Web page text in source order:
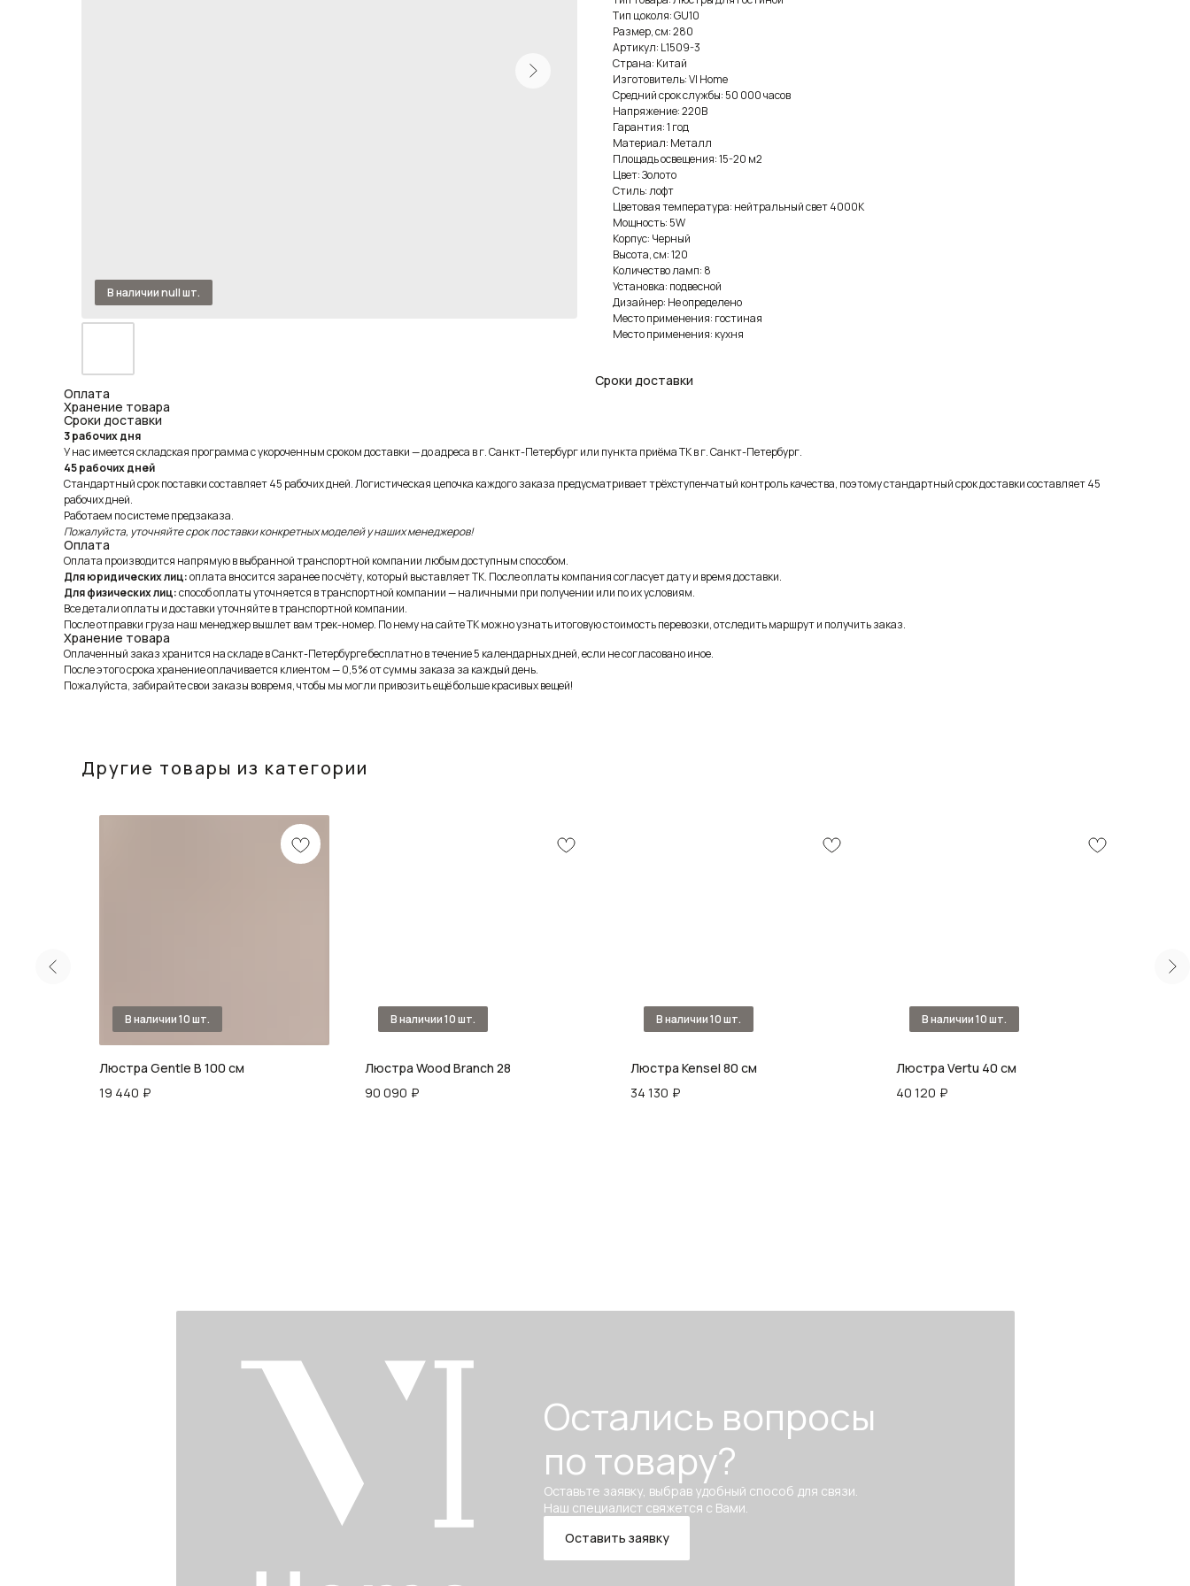
Тип цоколя: GU10
Размер, см: 280
Артикул: L1509-3
Страна: Китай
Изготовитель: VI Home
Средний срок службы: 50 000 часов
Напряжение: 220В
Гарантия: 1 год
Материал: Металл
Площадь освещения: 15-20 м2
Цвет: Золото
Стиль: лофт
Цветовая температура: нейтральный свет 4000К
Мощность: 5W
Корпус: Черный
Высота, см: 120
Количество ламп: 8
Установка: подвесной
Дизайнер: Не определено
Место применения: гостиная
Место применения: кухня
Сроки доставки
Оплата
Хранение товара
Сроки доставки
3 рабочих дня
У нас имеется складская программа с укороченным сроком доставки — до адреса в г. Санкт-Петербург или пункта приёма ТК в г. Санкт-Петербург.
45 рабочих дней
Стандартный срок поставки составляет 45 рабочих дней. Логистическая цепочка каждого заказа предусматривает трёхступенчатый контроль качества, поэтому стандартный срок доставки составляет 45
рабочих дней.
Работаем по системе предзаказа.
Пожалуйста, уточняйте срок поставки конкретных моделей у наших менеджеров!
Оплата
Оплата производится напрямую в выбранной транспортной компании любым доступным способом.
Для юридических лиц:оплата вносится заранее по счёту, который выставляет ТК. После оплаты компания согласует дату и время доставки.
Для физических лиц:способ оплаты уточняется в транспортной компании — наличными при получении или по их условиям.
Все детали оплаты и доставки уточняйте в транспортной компании.
После отправки груза наш менеджер вышлет вам трек-номер. По нему на сайте ТК можно узнать итоговую стоимость перевозки, отследить маршрут и получить заказ.
Хранение товара
Оплаченный заказ хранится на складе в Санкт-Петербурге бесплатно в течение 5 календарных дней, если не согласовано иное.
После этого срока хранение оплачивается клиентом — 0,5% от суммы заказа за каждый день.
Пожалуйста, забирайте свои заказы вовремя, чтобы мы могли привозить ещё больше красивых вещей!
Другие товары из категории
Люстра Gentle В 100 см
19 440 ₽
Люстра Wood Branch 28
90 090 ₽
Люстра Kensel 80 см
34 130 ₽
Люстра Vertu 40 см
40 120 ₽
Остались вопросы
по товару?
Оставьте заявку, выбрав удобный способ для связи.
Наш специалист свяжется с Вами.
Оставить заявку